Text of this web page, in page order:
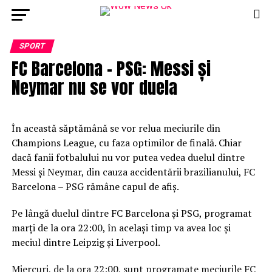
SPORT
FC Barcelona – PSG: Messi și
Neymar nu se vor duela
În această săptămână se vor relua meciurile din
Champions League, cu faza optimilor de finală. Chiar
dacă fanii fotbalului nu vor putea vedea duelul dintre
Messi și Neymar, din cauza accidentării brazilianului, FC
Barcelona – PSG rămâne capul de afiș.
Pe lângă duelul dintre FC Barcelona și PSG, programat
marți de la ora 22:00, în același timp va avea loc și
meciul dintre Leipzig și Liverpool.
Miercuri, de la ora 22:00, sunt programate meciurile FC